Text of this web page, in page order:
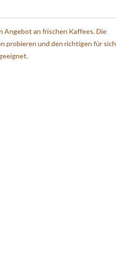
Angebot an frischen Kaffees. Die
probieren und den richtigen für sich